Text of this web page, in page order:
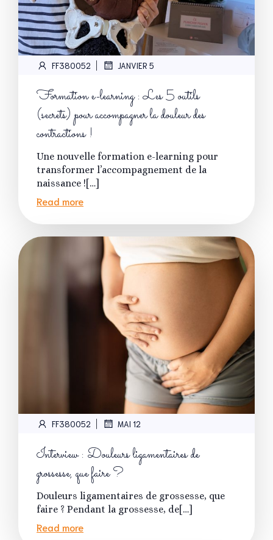
FF380052 | JANVIER 5
Formation e-learning : Les 5 outils
(secrets) pour accompagner la douleur des
contractions !
Une nouvelle formation e-learning pour
transformer l’accompagnement de la
naissance ![…]
Read more
FF380052 | MAI 12
Interview : Douleurs ligamentaires de
grossesse, que faire ?
Douleurs ligamentaires de grossesse, que
faire ? Pendant la grossesse, de[…]
Read more